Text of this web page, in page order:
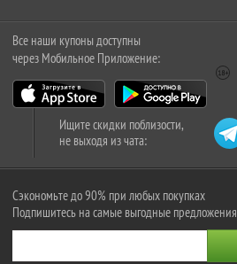
Все наши купоны доступны
через Мобильное Приложение:
Ищите скидки поблизости,
не выходя из чата:
Сэкономьте до 90% при любых покупках
Подпишитесь на самые выгодные предложения